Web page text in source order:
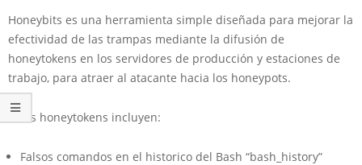
Honeybits es una herramienta simple diseñada para mejorar la
efectividad de las trampas mediante la difusión de
honeytokens en los servidores de producción y estaciones de
trabajo, para atraer al atacante hacia los honeypots.
Estas honeytokens incluyen:
Falsos comandos en el historico del Bash “bash_history”